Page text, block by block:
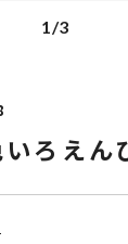
1/3
ろえん